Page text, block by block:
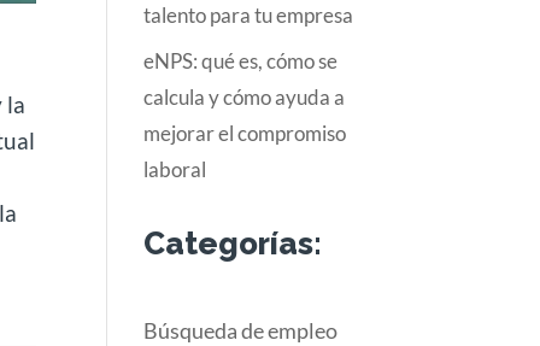
la
talento para tu empresa
eNPS: qué es, cómo se
calcula y cómo ayuda a
mejorar el compromiso
laboral
Categorías:
Búsqueda de empleo